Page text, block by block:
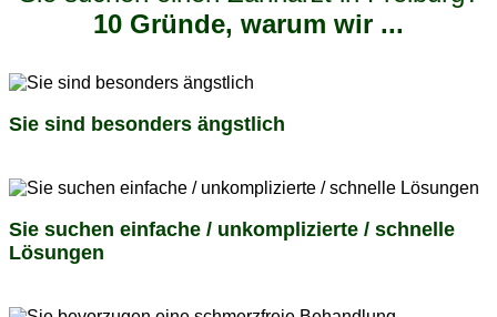
10 Gründe, warum wir ...
Sie sind besonders ängstlich
Sie suchen einfache / unkomplizierte / schnelle
Lösungen